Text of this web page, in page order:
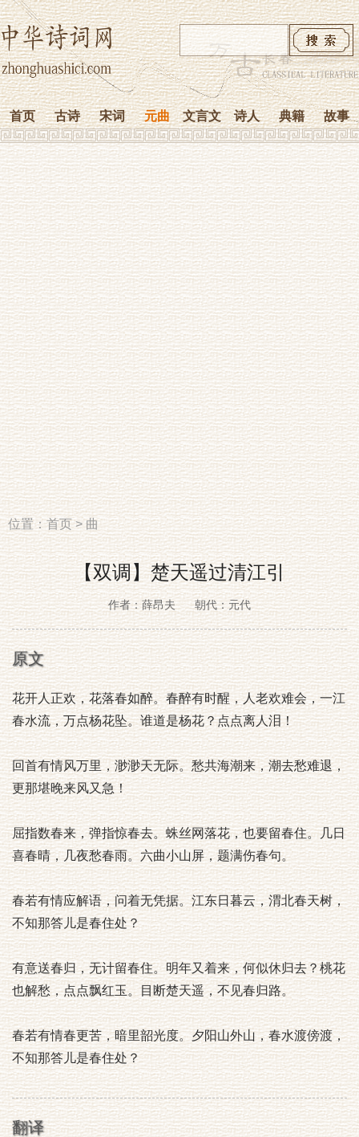
首页 古诗 宋词 元曲 文言文 诗人 典籍 故事
位置：首页>曲
【双调】楚天遥过清江引
作者：薛昂夫 朝代：元代
原文
花开人正欢，花落春如醉。春醉有时醒，人老欢难会，一江
春水流，万点杨花坠。谁道是杨花？点点离人泪！
回首有情风万里，渺渺天无际。愁共海潮来，潮去愁难退，
更那堪晚来风又急！
屈指数春来，弹指惊春去。蛛丝网落花，也要留春住。几日
喜春晴，几夜愁春雨。六曲小山屏，题满伤春句。
春若有情应解语，问着无凭据。江东日暮云，渭北春天树，
不知那答儿是春住处？
有意送春归，无计留春住。明年又着来，何似休归去？桃花
也解愁，点点飘红玉。目断楚天遥，不见春归路。
春若有情春更苦，暗里韶光度。夕阳山外山，春水渡傍渡，
不知那答儿是春住处？
翻译